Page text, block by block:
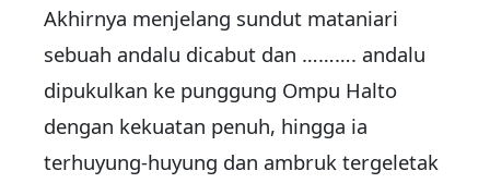
Akhirnya menjelang sundut mataniari
sebuah andalu dicabut dan ………. andalu
dipukulkan ke punggung Ompu Halto
dengan kekuatan penuh, hingga ia
terhuyung-huyung dan ambruk tergeletak